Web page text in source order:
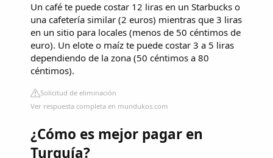
Un café te puede costar 12 liras en un Starbucks o
una cafetería similar (2 euros) mientras que 3 liras
en un sitio para locales (menos de 50 céntimos de
euro). Un elote o maíz te puede costar 3 a 5 liras
dependiendo de la zona (50 céntimos a 80
céntimos).
Solicitud de eliminación
Ver respuesta completa en mundukos.com
¿Cómo es mejor pagar en
Turquía?